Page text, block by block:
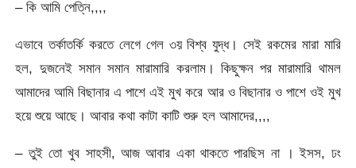
– কি আমি পেত্নি,,,,
এভাবে তর্কাতর্কি করতে লেগে গেল ৩য় বিশ্ব যুদ্ধ। সেই রকমের মারা মারি
হল, দুজনেই সমান সমান মারামারি করলাম। কিছুক্ষন পর মারামারি থামল
আমাদের আমি বিছানার এ পাশে এই মুখ করে আর ও বিছানার ও পাশে ওই মুখ
হয়ে শুয়ে আছে। আবার কথা কাটা কাটি শুরু হল আমাদের,,,,
– তুই তো খুব সাহসী, আজ আবার একা থাকতে পারছিস না । ইসস, ঢং